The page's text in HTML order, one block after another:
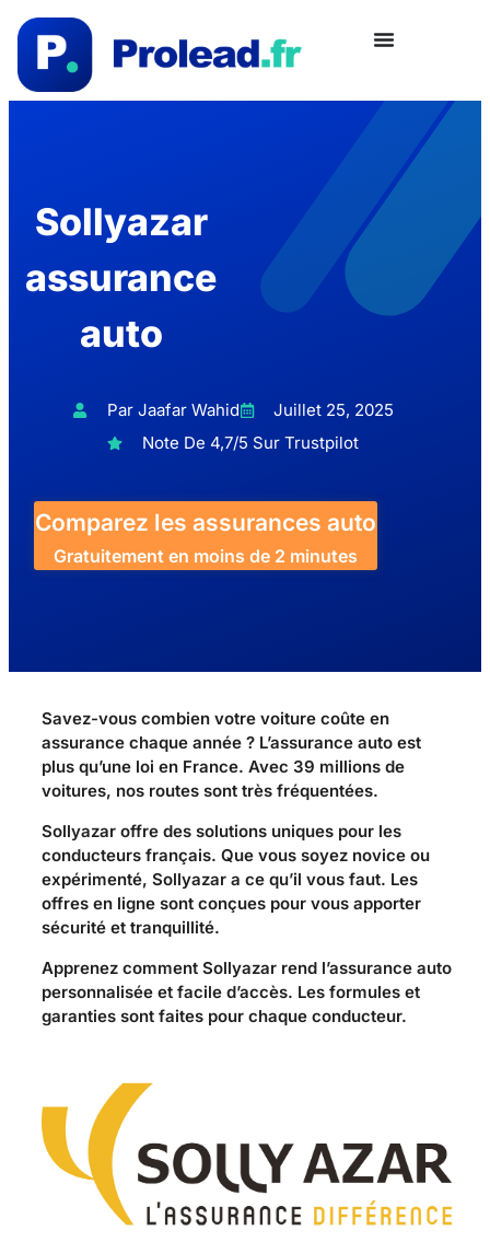
Sollyazar
assurance
auto
Par Jaafar Wahid
Juillet 25, 2025
Note De 4,7/5 Sur Trustpilot
Comparez les assurances auto
Gratuitement en moins de 2 minutes
Savez-vous combien votre voiture coûte en
assurance chaque année ? L’assurance auto est
plus qu’une loi en France. Avec 39 millions de
voitures, nos routes sont très fréquentées.
Sollyazar offre des solutions uniques pour les
conducteurs français. Que vous soyez novice ou
expérimenté, Sollyazar a ce qu’il vous faut. Les
offres en ligne sont conçues pour vous apporter
sécurité et tranquillité.
Apprenez comment Sollyazar rend l’assurance auto
personnalisée et facile d’accès. Les formules et
garanties sont faites pour chaque conducteur.